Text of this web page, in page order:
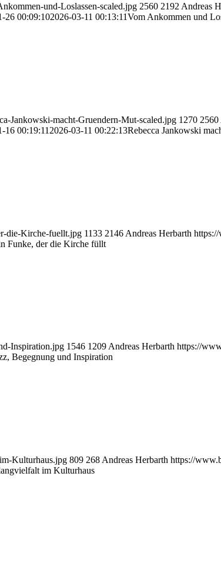
und-Loslassen-scaled.jpg 2560 2192 Andreas
26 00:09:102026-03-11 00:13:11Vom Ankommen und
Jankowski-macht-Gruendern-Mut-scaled.jpg 1270 2560
16 00:19:11 2026-03-11 00:22:13Rebecca Jankowski
die-Kirche-fuellt.jpg 1133 2146 Andreas Herbarth
Funke, der die Kirche füllt
Inspiration.jpg 1546 1209 Andreas Herbarth https://
Begegnung und Inspiration
Kulturhaus.jpg 809 268 Andreas Herbarth https://
im Kulturhaus